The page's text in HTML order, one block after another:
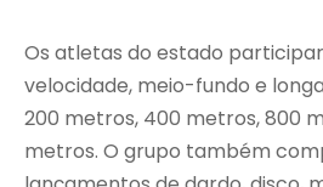
Os atletas do estado
velocidade, meio-fundo e
200 metros, 400 metros, 800
metros. O grupo também